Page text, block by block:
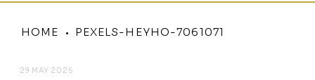
HOME PEXELS-HEYHO-7061071
29 MAY 2025